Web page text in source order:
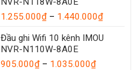
đến
1.255.000₫ – 1.440.000₫Khoảng
từ
Đầu ghi Wifi 10 kênh IMOU
NVR-N110W-8A0E
905.000₫ – 1.035.000₫Khoảng